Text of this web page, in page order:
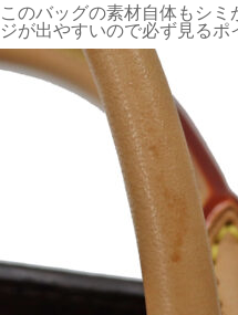
このバッグの素材自体もシ
ジが出やすいので必ず見るポ